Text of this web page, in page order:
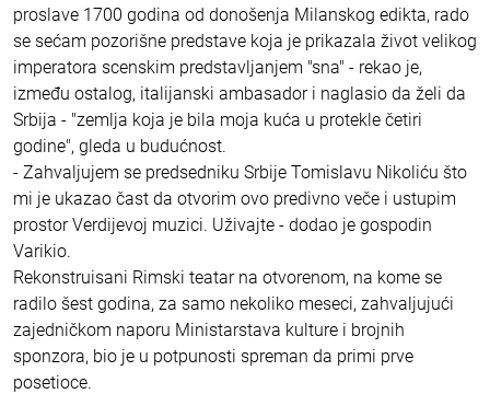
proslave 1700 godina od donošenja Milanskog edikta, rado
se sećam pozorišne predstave koja je prikazala život velikog
imperatora scenskim predstavljanjem "sna" - rekao je,
između ostalog, italijanski ambasador i naglasio da želi da
Srbija - "zemlja koja je bila moja kuća u protekle četiri
godine", gleda u budućnost.
- Zahvaljujem se predsedniku Srbije Tomislavu Nikoliću što
mi je ukazao čast da otvorim ovo predivno veče i ustupim
prostor Verdijevoj muzici. Uživajte - dodao je gospodin
Varikio.
Rekonstruisani Rimski teatar na otvorenom, na kome se
radilo šest godina, za samo nekoliko meseci, zahvaljujući
zajedničkom naporu Ministarstava kulture i brojnih
sponzora, bio je u potpunosti spreman da primi prve
posetioce.